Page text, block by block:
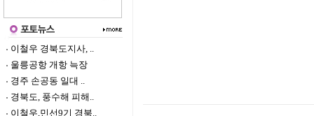
이철우 경북도지사, ..
울릉공항 개항 늑장
경주 손공동 일대 ..
경북도, 풍수해 피해..
이철우,민선9기 경북..